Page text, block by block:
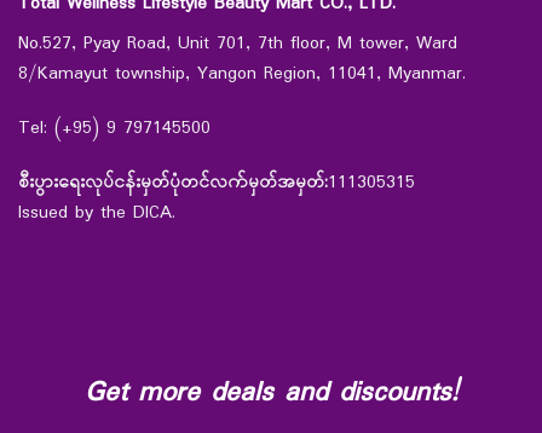
No.527, Pyay Road, Unit 701, 7th floor, M tower, Ward
8/Kamayut township, Yangon Region, 11041, Myanmar.
Tel: (+95) 9 797145500
စီးပွားရေးလုပ်ငန်းမှတ်ပုံတင်လက်မှတ်အမှတ်:111305315
Issued by the DICA.
Get more deals and discounts!